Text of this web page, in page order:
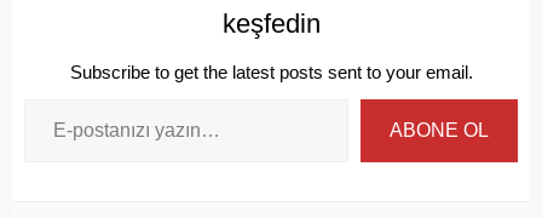
keşfedin
Subscribe to get the latest posts sent to your email.
ABONE OL